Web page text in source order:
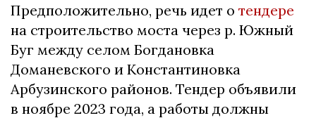
Предположительно, речь идет о тендере
на строительство моста через р. Южный
Буг между селом Богдановка
Доманевского и Константиновка
Арбузинского районов. Тендер объявили
в ноябре 2023 года, а работы должны